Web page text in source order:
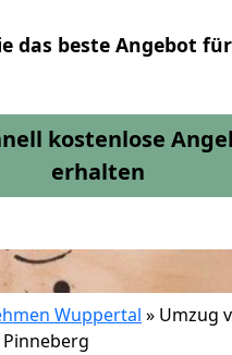
das beste Angebot
kostenlose
erhalten
Wuppertal » Umzug